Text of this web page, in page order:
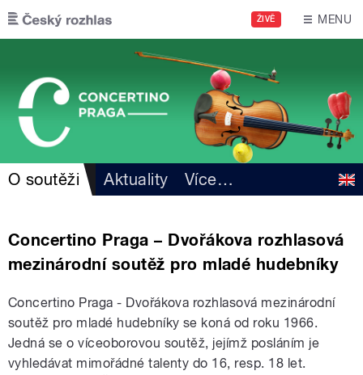
Přejít k hlavnímu obsahu
ŽIVĚ MENU
O soutěži Aktuality Více…
Concertino Praga – Dvořákova rozhlasová
mezinárodní soutěž pro mladé hudebníky
Concertino Praga - Dvořákova rozhlasová mezinárodní
soutěž pro mladé hudebníky se koná od roku 1966.
Jedná se o víceoborovou soutěž, jejímž posláním je
vyhledávat mimořádné talenty do 16, resp. 18 let.